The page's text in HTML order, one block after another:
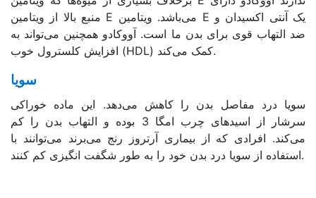
منبع بالا از ویتامین E می‌باشد. ویتامین E یک آنتی اکسیدان و
ضد التهاب قوی برای بدن ما است. آووکادو همچنین می‌تواند به
افزایش کلسترول خوب (HDL) کمک می‌کند.
سویا
سویا درد مفاصل بدن را کاهش می‌دهد. این ماده خوراکی
سرشار از اسیدهای چرب امگا 3 بوده و التهاب بدن را کم
می‌کند. افرادی که از بیماری آرتروز رنج می‌برند می‌توانند با
استفاده از سویا درد بدن خود را به طور شگفت انگیزی کم کنند.